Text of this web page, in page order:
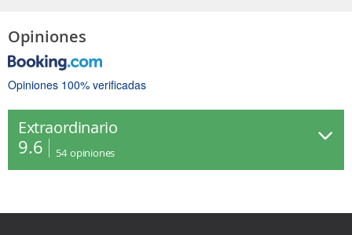
Opiniones
Opiniones 100% verificadas
Extraordinario
9.6 54 opiniones